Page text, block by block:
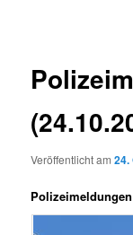
Veröffentlicht am24.